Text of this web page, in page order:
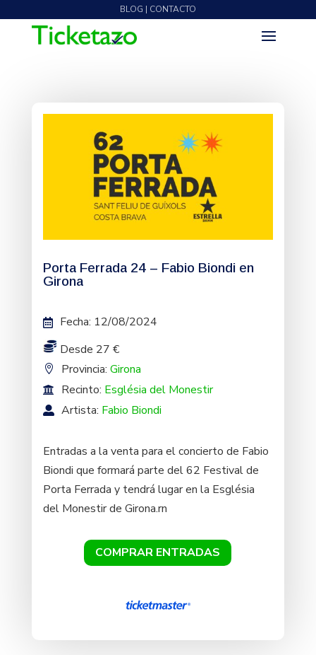
BLOG | CONTACTO
Porta Ferrada 24 – Fabio Biondi en
Girona
Fecha: 12/08/2024
Desde 27 €
Provincia: Girona
Recinto: Església del Monestir
Artista: Fabio Biondi
Entradas a la venta para el concierto de Fabio
Biondi que formará parte del 62 Festival de
Porta Ferrada y tendrá lugar en la Església
del Monestir de Girona.rn
COMPRAR ENTRADAS